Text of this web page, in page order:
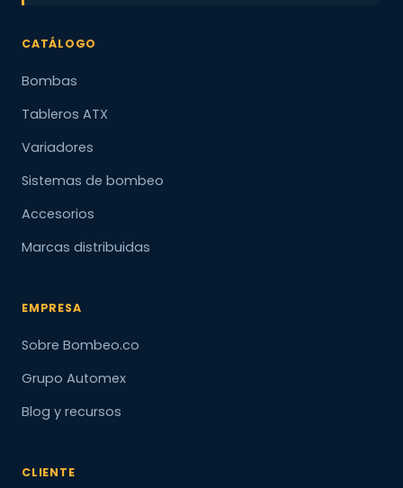
CATÁLOGO
Bombas
Tableros ATX
Variadores
Sistemas de bombeo
Accesorios
Marcas distribuidas
EMPRESA
Sobre Bombeo.co
Grupo Automex
Blog y recursos
CLIENTE